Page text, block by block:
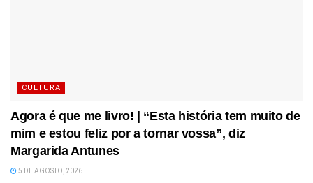
CULTURA
Agora é que me livro! | “Esta história tem muito de
mim e estou feliz por a tornar vossa”, diz
Margarida Antunes
5 DE AGOSTO, 2026